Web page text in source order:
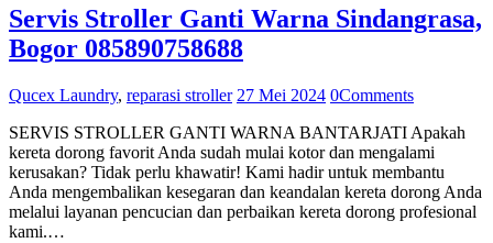
Servis Stroller Ganti Warna Sindangrasa,
Bogor 085890758688
Qucex Laundry, reparasi stroller 27 Mei 2024 0Comments
SERVIS STROLLER GANTI WARNA BANTARJATI Apakah
kereta dorong favorit Anda sudah mulai kotor dan mengalami
kerusakan? Tidak perlu khawatir! Kami hadir untuk membantu
Anda mengembalikan kesegaran dan keandalan kereta dorong Anda
melalui layanan pencucian dan perbaikan kereta dorong profesional
kami.…